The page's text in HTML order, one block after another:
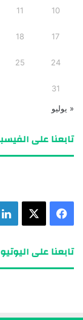
10
11
17
18
24
25
31
« يوليو
تابعنا على
تابعنا على